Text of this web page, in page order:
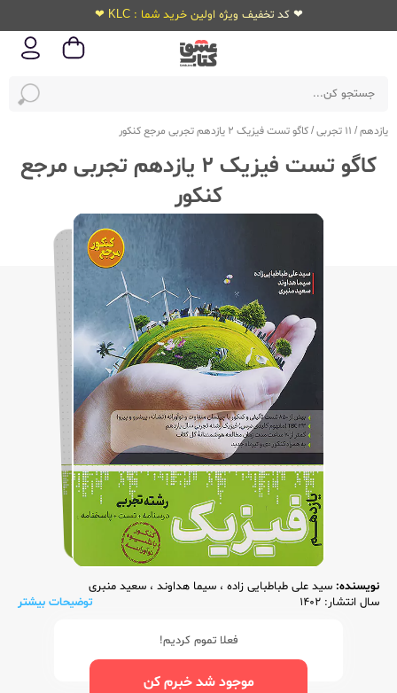
❤ کد تخفیف ویژه اولین خرید شما : KLC ❤
یازدهم/ 11 تجربی /کاگو تست فیزیک 2 یازدهم تجربی مرجع کنکور
کاگو تست فیزیک 2 یازدهم تجربی مرجع
کنکور
نویسنده: سید علی طباطبایی زاده ، سیما هداوند ، سعید منبری
سال انتشار: 1402
توضیحات بیشتر
فعلا تموم کردیم!
موجود شد خبرم کن